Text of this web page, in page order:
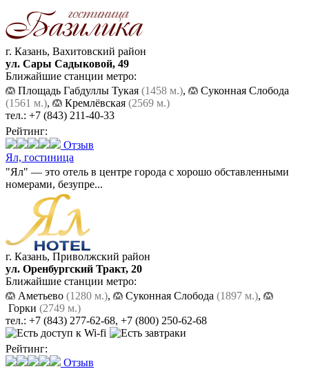
г. Казань, Вахитовский район
ул. Сары Садыковой, 49
Ближайшие станции метро:
Площадь Габдуллы Тукая (1458 м.),
Суконная Слобода
(1561 м.), Кремлёвская (2569 м.)
тел.: +7 (843) 211-40-33
Рейтинг:
Отзыв
Ял, гостиница
"Ял" — это отель в центре города с хорошо обставленными
номерами, безупре...
г. Казань, Приволжский район
ул. Оренбургский Тракт, 20
Ближайшие станции метро:
Аметьево (1280 м.), Суконная Слобода (1897 м.),
Горки (2749 м.)
тел.: +7 (843) 277-62-68, +7 (800) 250-62-68
Рейтинг:
Отзыв